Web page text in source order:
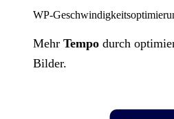
WP-
Mehr Tempo durch
Bilder.